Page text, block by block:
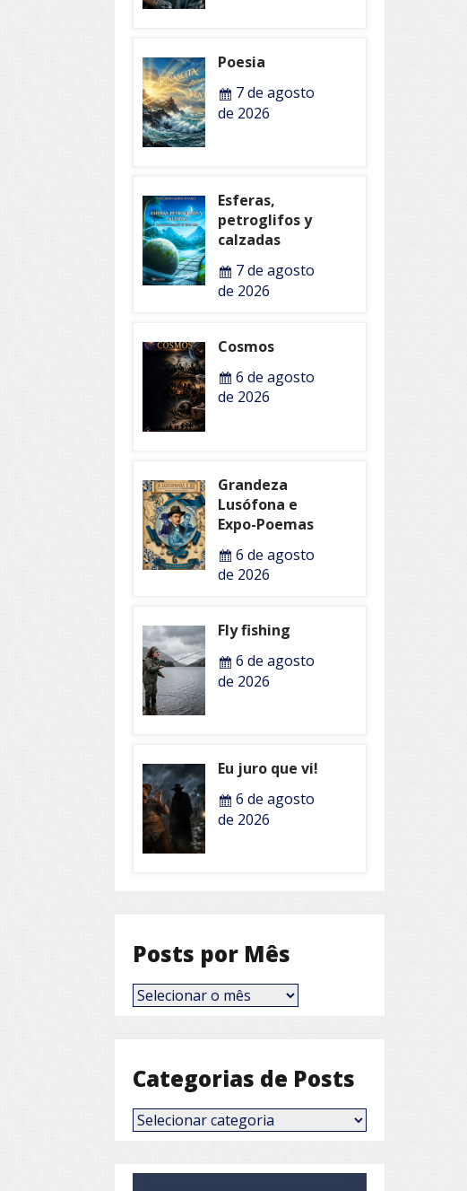
Poesia
7 de agosto
de 2026
Esferas,
petroglifos y
calzadas
7 de agosto
de 2026
Cosmos
6 de agosto
de 2026
Grandeza
Lusófona e
Expo-Poemas
6 de agosto
de 2026
Fly fishing
6 de agosto
de 2026
Eu juro que vi!
6 de agosto
de 2026
Posts por Mês
Posts
por
Categorias de Posts
Categorias
de